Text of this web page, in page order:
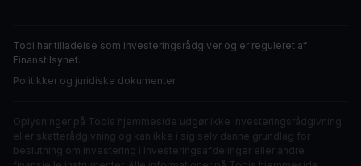
Tobi har tilladelse som investeringsrådgiver og er reguleret af
Finanstilsynet.
Politikker og juridiske dokumenter
Oplysninger på Tobis hjemmeside udgør ikke investeringsrådgivning
eller skatterådgivning og kan ikke i sig selv danne grundlag for
beslutning om investering i Investeringsafdelinger eller andre